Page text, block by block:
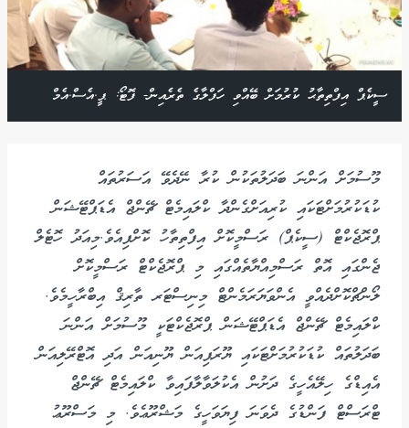
ސީކެޕް އިފްތިތާޙު ކުރުމަށް ބޭއްވި ހަފްލާގެ ތެރެއިން- ފޮޓޯ: ޕީ.އެސް.އެމް
މޫސުމަށް އަންނަ ބަދަލުތަކުން ކުރާ ނޭދެވޭ އަސަރުތައް
ކުޑަކުރުމަށްޓަކައި ކުރިއަށްގެންދާ ކްލައިމެޓް ޗޭންޖް އެޑަޕްޓޭޝަން
ޕްރޮޖެކްޓް (ސީކެޕް) ރަސްމީކޮށް އިފްތިތާހު ކޮށްފިއެވެ.މިއަދު ހޮޓެލް
ޖެންގައި އޮތް ރަސްމިއްޔާތެއްގައި މި ޕްރޮޖެކްޓް ރަސްމީކޮށް
ލޯންޗްކޮށްދެއްވީ އެންވަޔަރަމެންޓް މިނިސްޓަރ ތާރިޤް އިބްރާހީމެވެ.
ކްލައިމެޓް ޗޭންޖް އެޑަޕްޓޭޝަން ޕްރޮޖެކްޓަކީ މޫސުމަށް އަންނަ
ބަދަލުތައް ކުޑަކުރުމަށްޓަކައި ޔޫރަޕިއަން ޔޫނިއަން އަދި އޮޓްރޭލިއަން
އެއިޑްގެ ހިލޭއެހީގެ ދަށުން އެކުލަވާލާފައިވާ ކްލައިމެޓް ޗޭންޖް
ޓްރަސްޓް ފަންޑުގެ ދެވަނަ ފިޔަވަހީގެ މަޝްރޫޢެވެ. މި މަސްރޫޢު